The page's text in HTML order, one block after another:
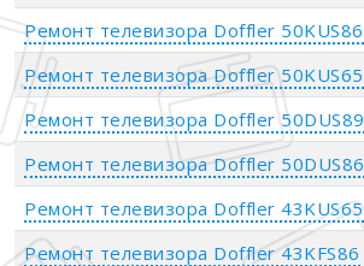
Ремонт телевизора Doffler 50KUS86
Ремонт телевизора Doffler 50KUS65
Ремонт телевизора Doffler 50DUS89
Ремонт телевизора Doffler 50DUS86
Ремонт телевизора Doffler 43KUS65
Ремонт телевизора Doffler 43KFS86